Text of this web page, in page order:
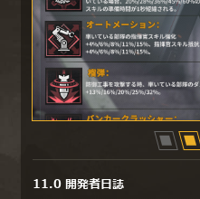
11.0 開発者日誌